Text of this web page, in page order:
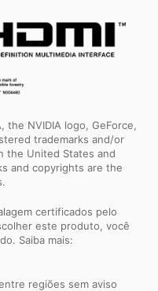
the NVIDIA logo, GeForce,
trademarks and/or
the United States and
and copyrights are the
certificados pelo
este produto, você
Saiba mais:
regiões sem aviso